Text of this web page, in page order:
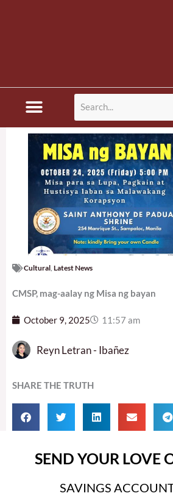
Cultural Latest News
CMSP, mag-aalay ng Misa ng bayan
October 9, 2025 11:57 am
Reyn Letran - Ibañez
SHARE THE TRUTH
SEND YOUR LOVE
SAVINGS